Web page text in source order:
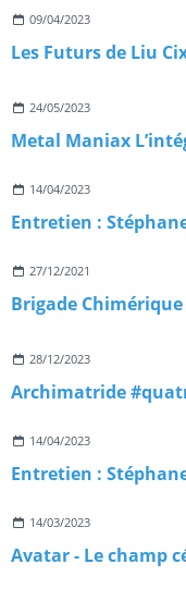
09/04/2023
Les Futurs de Liu
24/05/2023
Metal Maniax
14/04/2023
Entretien :
27/12/2021
Brigade
28/12/2023
Archimatride
14/04/2023
Entretien :
14/03/2023
Avatar - Le champ